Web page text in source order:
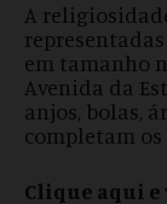
A
em tamanho
Avenida da
anjos, bolas,
completam os
Clique aqui e